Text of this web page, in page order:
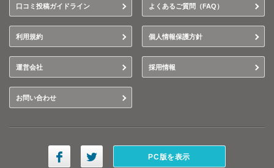
口コミ投稿ガイドライン よくあるご質問（FAQ）
利用規約 個人情報保護方針
運営会社 採用情報
お問い合わせ
PC版を表示